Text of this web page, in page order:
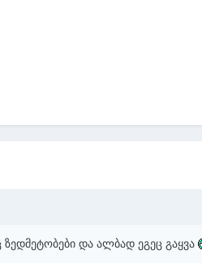
და ალბად ეგეც გაყვა